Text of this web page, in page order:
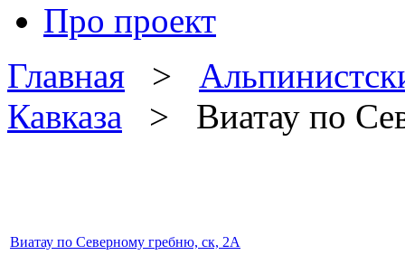
Про проект
Главная >
Кавказа > Виатау по
Виатау по Северному гребню, ск, 2А